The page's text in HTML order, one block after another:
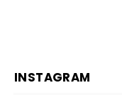
INSTAGRAM